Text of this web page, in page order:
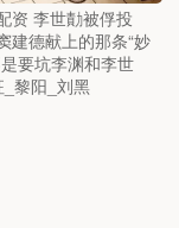
资 李世勣被俘投
建德献上的那条“妙
要坑李渊和李世
黎阳_刘黑